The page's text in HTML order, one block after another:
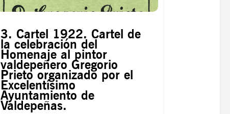
3. Cartel 1922. Cartel de
la celebración del
Homenaje al pintor
valdepeñero Gregorio
Prieto organizado por el
Excelentísimo
Ayuntamiento de
Valdepeñas.